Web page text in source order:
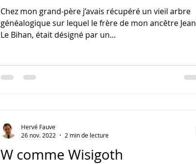
Chez mon grand-père j’avais récupéré un vieil arbre
généalogique sur lequel le frère de mon ancêtre Jean
Le Bihan, était désigné par un...
W comme Wisigoth
Hervé Fauve
26 nov. 2022
2 min de lecture